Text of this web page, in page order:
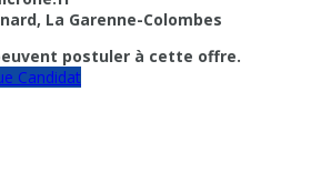
La Garenne-Colombes
postuler à cette offre.
Candidat